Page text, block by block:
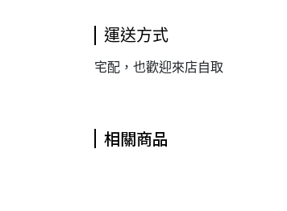
運送方式
宅配，也歡迎來店自取
相關商品